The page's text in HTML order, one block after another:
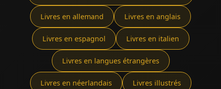
Livres en allemand Livres en anglais
Livres en espagnol Livres en italien
Livres en langues étrangères
Livres en néerlandais Livres illustrés